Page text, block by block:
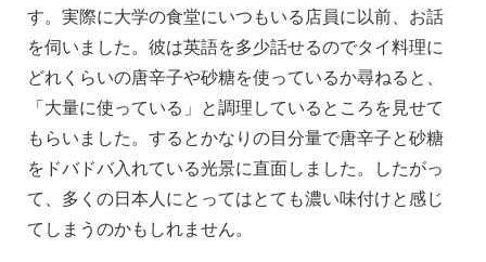
す。実際に大学の食堂にいつもいる店員に以前、お話
を伺いました。彼は英語を多少話せるのでタイ料理に
どれくらいの唐辛子や砂糖を使っているか尋ねると、
「大量に使っている」と調理しているところを見せて
もらいました。するとかなりの目分量で唐辛子と砂糖
をドバドバ入れている光景に直面しました。したがっ
て、多くの日本人にとってはとても濃い味付けと感じ
てしまうのかもしれません。